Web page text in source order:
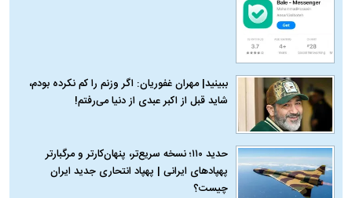
ببینید| مهران غفوریان: اگر وزنم را کم نکرده بودم،
شاید قبل از اکبر عبدی از دنیا می‌رفتم!
حدید ۱۱۰؛ نسخه سریع‌تر، پنهان‌کارتر و مرگبارتر
پهپادهای ایرانی | پهپاد انتحاری جدید ایران
چیست؟